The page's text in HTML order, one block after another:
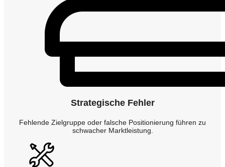
Strategische Fehler
Fehlende Zielgruppe oder falsche Positionierung führen zu
schwacher Marktleistung.